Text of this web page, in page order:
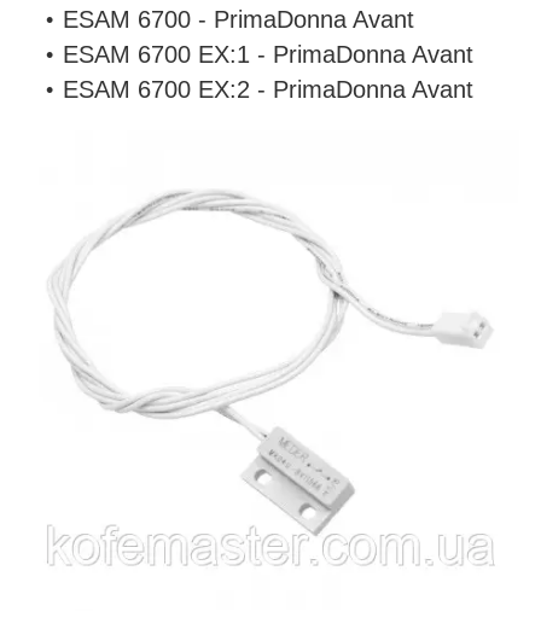
ESAM 6700 - PrimaDonna Avant
ESAM 6700 EX:1 - PrimaDonna Avant
ESAM 6700 EX:2 - PrimaDonna Avant